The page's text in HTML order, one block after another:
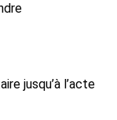
jusqu’à l’acte